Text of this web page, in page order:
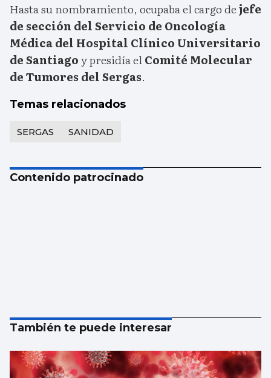
Hasta su nombramiento, ocupaba el cargo dejefe
de sección del Servicio de Oncología
Médica del Hospital Clínico Universitario
de Santiagoy presidía elComité Molecular
de Tumores del Sergas.
Temas relacionados
SERGAS SANIDAD
Contenido patrocinado
También te puede interesar